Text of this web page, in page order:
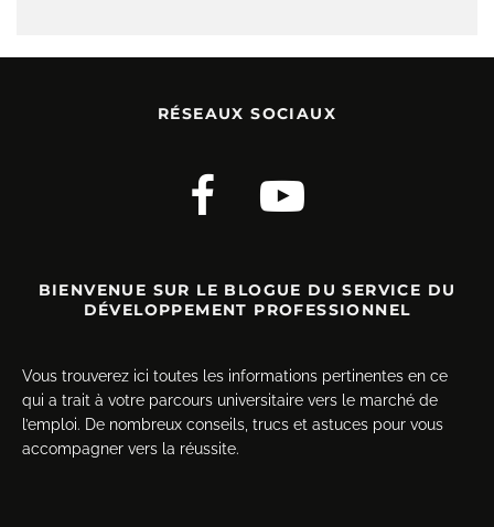
RÉSEAUX SOCIAUX
BIENVENUE SUR LE BLOGUE DU SERVICE DU
DÉVELOPPEMENT PROFESSIONNEL
Vous trouverez ici toutes les informations pertinentes en ce
qui a trait à votre parcours universitaire vers le marché de
l’emploi. De nombreux conseils, trucs et astuces pour vous
accompagner vers la réussite.